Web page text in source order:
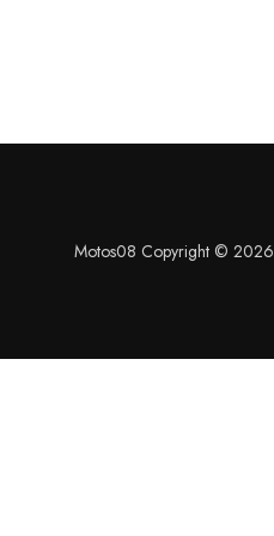
Motos08 Copyright © 2026